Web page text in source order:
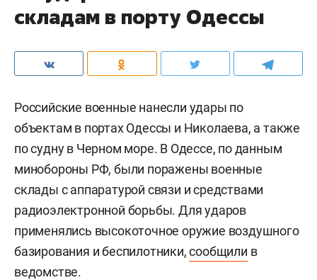
складам в порту Одессы
Российские военные нанесли удары по
объектам в портах Одессы и Николаева, а также
по судну в Черном море. В Одессе, по данным
минобороны РФ, были поражены военные
склады с аппаратурой связи и средствами
радиоэлектронной борьбы. Для ударов
применялись высокоточное оружие воздушного
базирования и беспилотники,сообщили в
ведомстве.